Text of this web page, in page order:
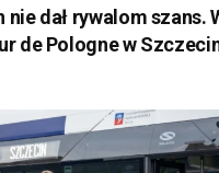
dał rywalom szans.
de Pologne w